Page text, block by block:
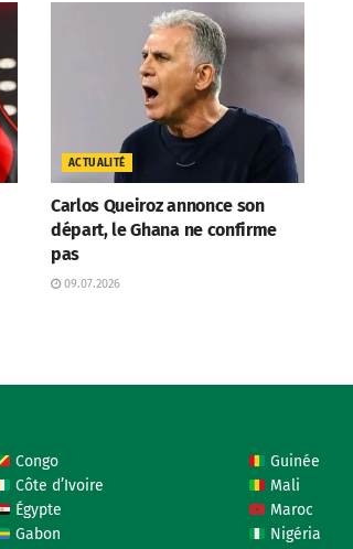
ACTUALITÉ
Carlos Queiroz annonce son
départ, le Ghana ne confirme
pas
09.07.2026
Congo
Côte d’Ivoire
Égypte
Gabon
Guinée
Mali
Maroc
Nigéria